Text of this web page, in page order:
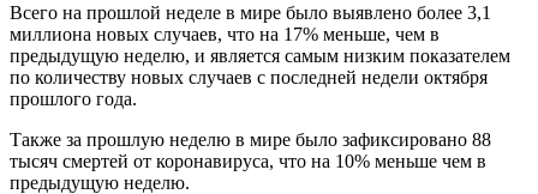
Всего на прошлой неделе в мире было выявлено более 3,1
миллиона новых случаев, что на 17% меньше, чем в
предыдущую неделю, и является самым низким показателем
по количеству новых случаев с последней недели октября
прошлого года.
Также за прошлую неделю в мире было зафиксировано 88
тысяч смертей от коронавируса, что на 10% меньше чем в
предыдущую неделю.